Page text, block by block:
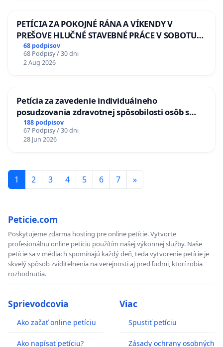
PETÍCIA ZA POKOJNÉ RÁNA A VÍKENDY V
PREŠOVE HLUČNÉ STAVEBNÉ PRÁCE V SOBOTU
LEN OD 9.00 DO 13.00 HOD., CEZ PRACOVNÝ
TÝŽDEŇ CIEĽ 8.00 – 18.00 HOD. A PRAVIDELNÁ
KONTROLA STAVBY C-AREA NA
68 podpisov
68 Podpisy / 30 dni
2 Aug 2026
Petícia za zavedenie individuálneho
posudzovania zdravotnej spôsobilosti osôb s
diabetom 1. a 2. typu pri prijímaní do
Policajného zboru SR
188 podpisov
67 Podpisy / 30 dni
28 Jun 2026
1 2 3 4 5 6 7 »
Peticie.com
Poskytujeme zdarma hosting pre online petície. Vytvorte
profesionálnu online petíciu použítím našej výkonnej služby. Naše
petície sa v médiach spomínajú každý deň, teda vytvorenie petície je
skvelý spôsob zviditelnenia na verejnosti aj pred ľudmi, ktorí robia
rozhodnutia.
Sprievodcovia
Ako začať online petíciu
Ako napísať petíciu?
Viac
Spustiť petíciu
Zásady ochrany osobných